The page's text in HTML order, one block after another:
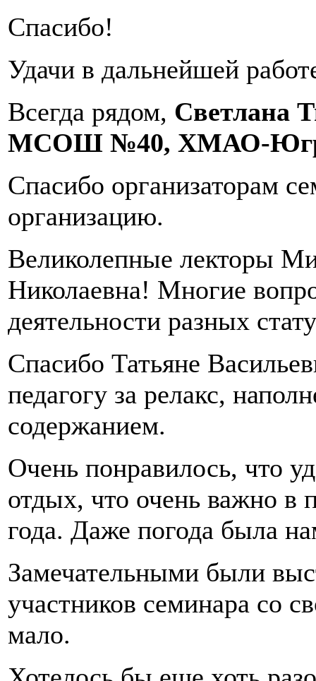
Спасибо!
Удачи в дальнейшей
Всегда рядом, Светлана
МСОШ №40, ХМАО-
Спасибо организаторам
организацию.
Великолепные лекторы
Николаевна! Многие
деятельности разных
Спасибо Татьяне
педагогу за релакс,
содержанием.
Очень понравилось, что
отдых, что очень важно в
года. Даже погода была
Замечательными были
участников семинара со
мало.